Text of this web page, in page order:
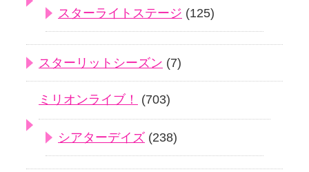
スターライトステージ (125)
スターリットシーズン (7)
ミリオンライブ！ (703)
シアターデイズ (238)